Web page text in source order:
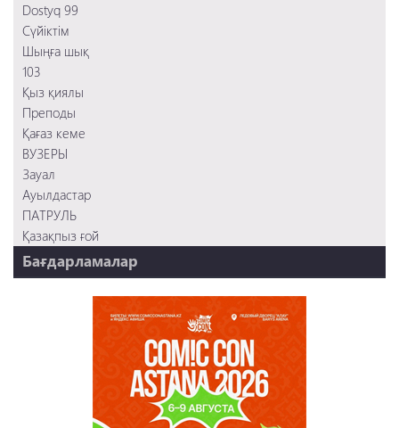
Dostyq 99
Сүйіктім
Шыңға шық
103
Қыз қиялы
Преподы
Қағаз кеме
ВУЗЕРЫ
Зауал
Ауылдастар
ПАТРУЛЬ
Қазақпыз ғой
Бағдарламалар